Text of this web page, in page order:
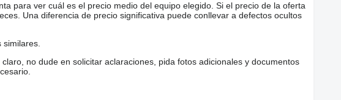
para ver cuál es el precio medio del equipo elegido. Si el precio de la oferta
Una diferencia de precio significativa puede conllevar a defectos ocultos
similares.
no dude en solicitar aclaraciones, pida fotos adicionales y documentos